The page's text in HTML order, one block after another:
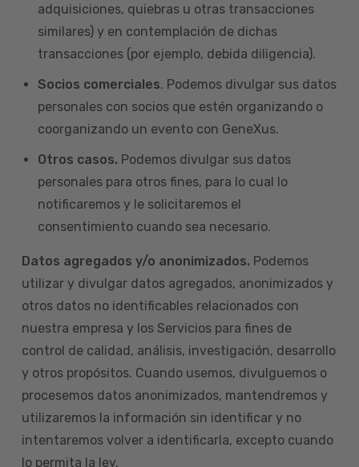
adquisiciones, quiebras u otras transacciones
similares) y en contemplación de dichas
transacciones (por ejemplo, debida diligencia).
Socios comerciales. Podemos divulgar sus datos
personales con socios que estén organizando o
coorganizando un evento con GeneXus.
Otros casos. Podemos divulgar sus datos
personales para otros fines, para lo cual lo
notificaremos y le solicitaremos el
consentimiento cuando sea necesario.
Datos agregados y/o anonimizados. Podemos
utilizar y divulgar datos agregados, anonimizados y
otros datos no identificables relacionados con
nuestra empresa y los Servicios para fines de
control de calidad, análisis, investigación, desarrollo
y otros propósitos. Cuando usemos, divulguemos o
procesemos datos anonimizados, mantendremos y
utilizaremos la información sin identificar y no
intentaremos volver a identificarla, excepto cuando
lo permita la ley.